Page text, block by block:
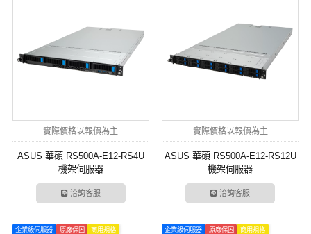
實際價格以報價為主
ASUS 華碩 RS500A-E12-RS4U
機架伺服器
洽詢客服
實際價格以報價為主
ASUS 華碩 RS500A-E12-RS12U
機架伺服器
洽詢客服
企業級伺服器 原廠保固 商用規格 企業級伺服器 原廠保固 商用規格